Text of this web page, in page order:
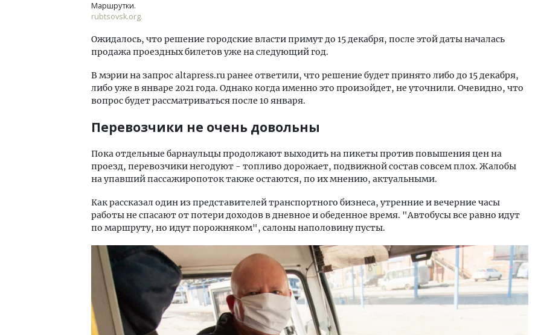
Маршрутки.
rubtsovsk.org.
Ожидалось, что решение городские власти примут до 15 декабря, после этой даты началась
продажа проездных билетов уже на следующий год.
В мэрии на запрос altapress.ru ранее ответили, что решение будет принято либо до 15 декабря,
либо уже в январе 2021 года. Однако когда именно это произойдет, не уточнили. Очевидно, что
вопрос будет рассматриваться после 10 января.
Перевозчики не очень довольны
Пока отдельные барнаульцы продолжают выходить на пикеты против повышения цен на
проезд, перевозчики негодуют - топливо дорожает, подвижной состав совсем плох. Жалобы
на упавший пассажиропоток также остаются, по их мнению, актуальными.
Как рассказал один из представителей транспортного бизнеса, утренние и вечерние часы
работы не спасают от потери доходов в дневное и обеденное время. "Автобусы все равно идут
по маршруту, но идут порожняком", салоны наполовину пусты.